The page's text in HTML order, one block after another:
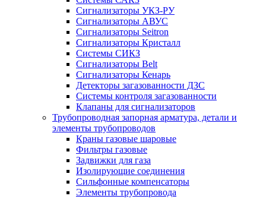
Сигнализаторы УКЗ-РУ
Сигнализаторы АВУС
Сигнализаторы Seitron
Сигнализаторы Кристалл
Системы СИКЗ
Сигнализаторы Belt
Сигнализаторы Кенарь
Детекторы загазованности ДЗС
Системы контроля загазованности
Клапаны для сигнализаторов
Трубопроводная запорная арматура, детали и
элементы трубопроводов
Краны газовые шаровые
Фильтры газовые
Задвижки для газа
Изолирующие соединения
Сильфонные компенсаторы
Элементы трубопровода